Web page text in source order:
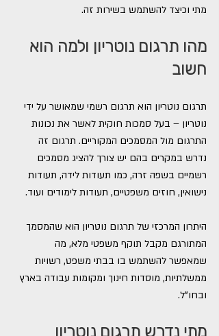
מתי וכיצד להשתמש בשירות זה.
מהו תרגום נוטריון ולמה הוא
חשוב
תרגום נוטריון הוא תרגום רשמי שמאושר על ידי
נוטריון – בעל סמכות חוקית לאשר את נכונות
התרגום מול המסמכים המקוריים. תרגום זה
נדרש במקרים בהם יש צורך להציג מסמכים
רשמיים בשפה זרה, כמו תעודות לידה, תעודות
נישואין, חוזים משפטיים, תעודות לימודים ועוד.
היתרון המרכזי של תרגום נוטריון הוא שהמסמך
המתורגם מקבל תוקף משפטי מלא, מה
שמאפשר להשתמש בו בבתי משפט, רשויות
ממשלתיות, מוסדות חינוך ומקומות עבודה בארץ
ובחו"ל.
מתי נדרש תרגום נוטריון